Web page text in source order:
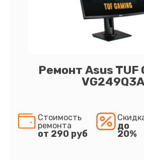
Ремонт Asus TUF
VG249Q3A
Стоимость
ремонта
от 290 руб
до
20%